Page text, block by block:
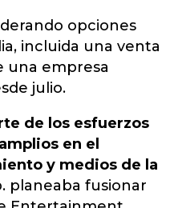
opciones
incluida una venta
una empresa
julio.
de los esfuerzos
en el
y medios de la
planeaba fusionar